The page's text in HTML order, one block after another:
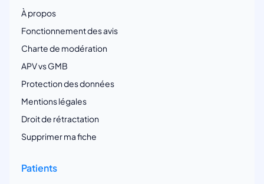
À propos
Fonctionnement des avis
Charte de modération
APV vs GMB
Protection des données
Mentions légales
Droit de rétractation
Supprimer ma fiche
Patients